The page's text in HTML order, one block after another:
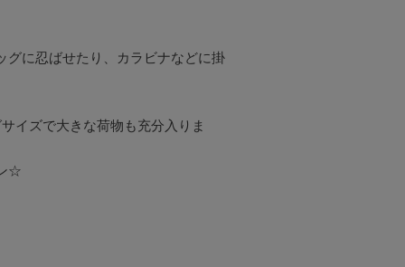
グに忍ばせたり、カラビナなどに掛
イズで大きな荷物も充分入りま
☆